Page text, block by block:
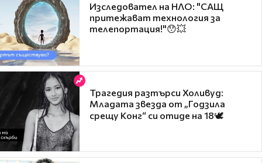
Изследовател на НЛО: "САЩ
притежават технология за
телепортация!"😯💥
Трагедия разтърси Холивуд:
Младата звезда от „Годзила
срещу Конг“ си отиде на 18🕊️